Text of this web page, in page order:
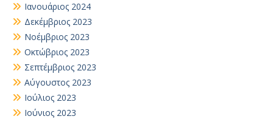
Ιανουάριος 2024
Δεκέμβριος 2023
Νοέμβριος 2023
Οκτώβριος 2023
Σεπτέμβριος 2023
Αύγουστος 2023
Ιούλιος 2023
Ιούνιος 2023